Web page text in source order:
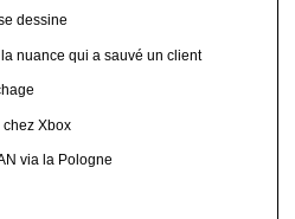
dessine
nuance qui a sauvé un client
Xbox
via la Pologne